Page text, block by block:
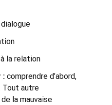
la relation
: comprendre d’abord,
Tout autre
la mauvaise